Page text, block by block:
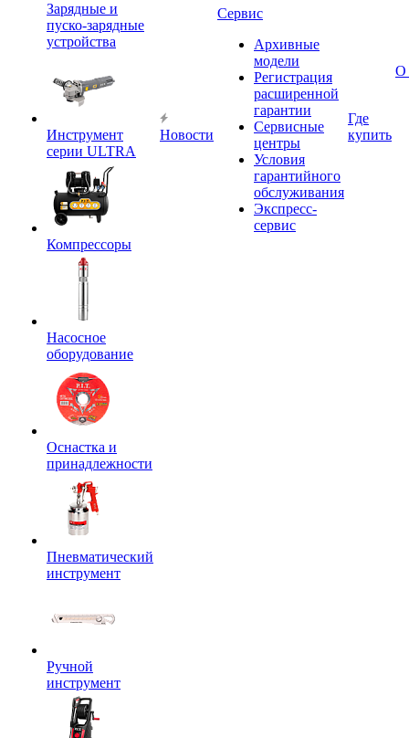
Зарядные и
пуско-зарядные
устройства
Инструмент
серии ULTRA
Компрессоры
Насосное
оборудование
Оснастка и
принадлежности
Пневматический
инструмент
Ручной
инструмент
Новости
Сервис
Архивные
модели
Регистрация
расширенной
гарантии
Сервисные
центры
Условия
гарантийного
обслуживания
Экспресс-
сервис
Где
купить
О